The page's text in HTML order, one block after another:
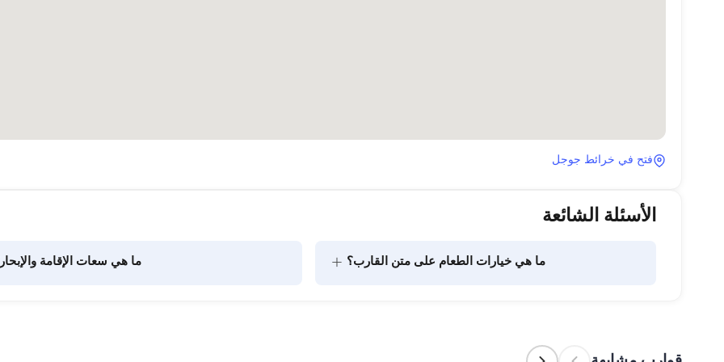
فتح في خرائط جوجل
الأسئلة الشائعة
ما هي خيارات الطعام على متن القارب؟ + ما هي سعات الإقامة